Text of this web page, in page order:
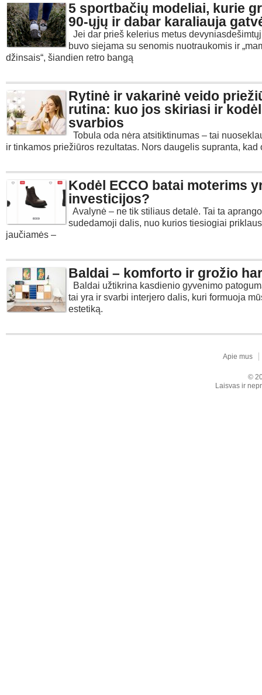
5 sportbačių modeliai, kurie
90-ųjų ir dabar karaliauja
Jei dar prieš kelerius metus
buvo siejama su senomis nuotraukomis ir
džinsais“, šiandien retro bangą
Rytinė ir vakarinė veido
rutina: kuo jos skiriasi ir
svarbios
Tobula oda nėra atsitiktinumas – tai
ir tinkamos priežiūros rezultatas. Nors daugelis supranta, kad
Kodėl ECCO batai moterims
investicijos?
Avalynė – ne tik stiliaus detalė. Tai ta
sudedamoji dalis, nuo kurios tiesiogiai
jaučiamės –
Baldai – komforto ir grožio
Baldai užtikrina kasdienio gyvenimo
tai yra ir svarbi interjero dalis, kuri formuoja
estetiką.
Apie mus
©
Laisvas ir